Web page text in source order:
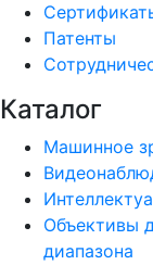
Патенты
Каталог
Машинное
Объективы
диапазона